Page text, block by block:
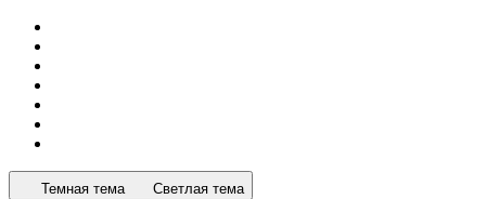
Темная тема Светлая тема